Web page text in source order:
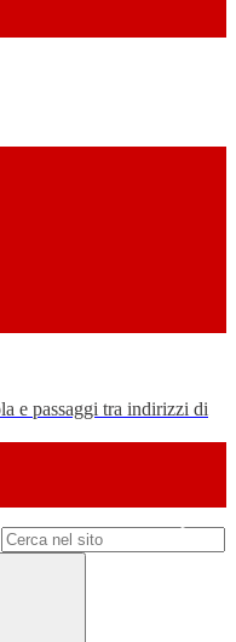
e passaggi tra indirizzi di